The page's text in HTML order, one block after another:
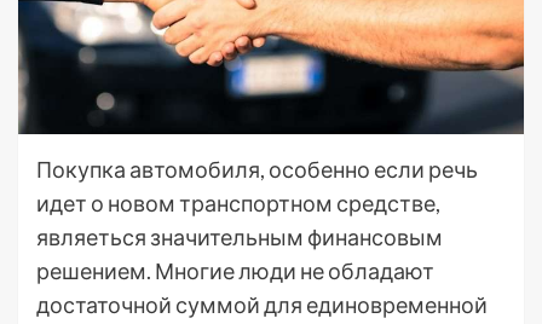
Покупка автомобиля, особенно если речь
идет о новом транспортном средстве,
являеться значительным финансовым
решением. Многие люди не обладают
достаточной суммой для единовременной